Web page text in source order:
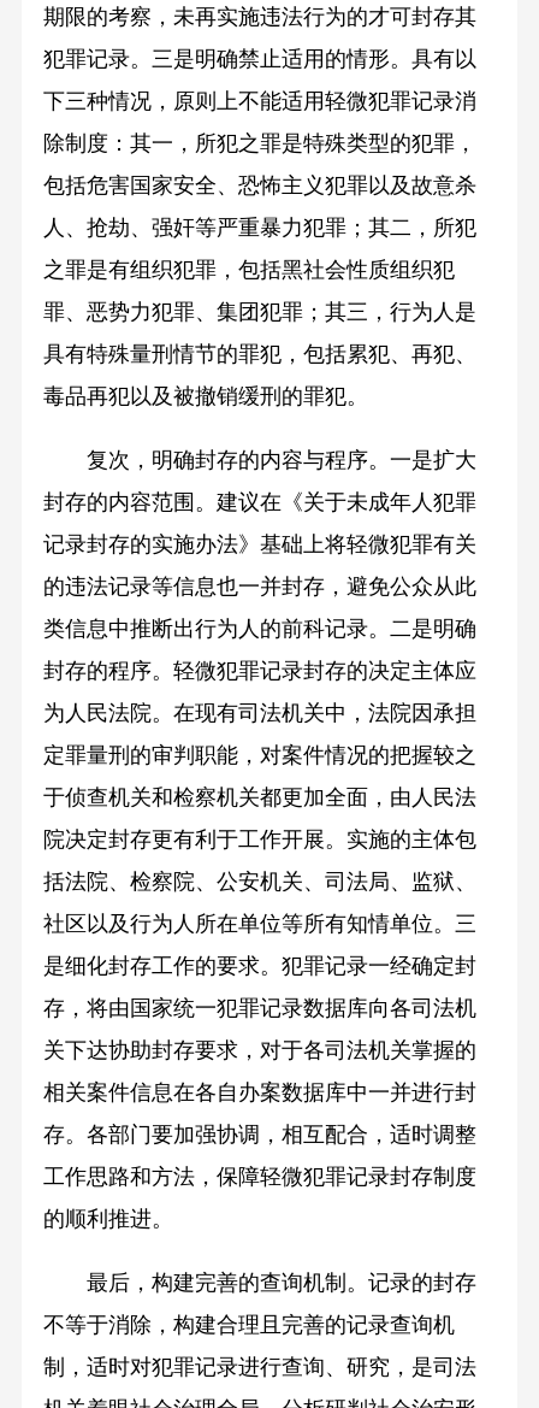
期限的考察，未再实施违法行为的才可封存其
犯罪记录。三是明确禁止适用的情形。具有以
下三种情况，原则上不能适用轻微犯罪记录消
除制度：其一，所犯之罪是特殊类型的犯罪，
包括危害国家安全、恐怖主义犯罪以及故意杀
人、抢劫、强奸等严重暴力犯罪；其二，所犯
之罪是有组织犯罪，包括黑社会性质组织犯
罪、恶势力犯罪、集团犯罪；其三，行为人是
具有特殊量刑情节的罪犯，包括累犯、再犯、
毒品再犯以及被撤销缓刑的罪犯。
复次，明确封存的内容与程序。一是扩大
封存的内容范围。建议在《关于未成年人犯罪
记录封存的实施办法》基础上将轻微犯罪有关
的违法记录等信息也一并封存，避免公众从此
类信息中推断出行为人的前科记录。二是明确
封存的程序。轻微犯罪记录封存的决定主体应
为人民法院。在现有司法机关中，法院因承担
定罪量刑的审判职能，对案件情况的把握较之
于侦查机关和检察机关都更加全面，由人民法
院决定封存更有利于工作开展。实施的主体包
括法院、检察院、公安机关、司法局、监狱、
社区以及行为人所在单位等所有知情单位。三
是细化封存工作的要求。犯罪记录一经确定封
存，将由国家统一犯罪记录数据库向各司法机
关下达协助封存要求，对于各司法机关掌握的
相关案件信息在各自办案数据库中一并进行封
存。各部门要加强协调，相互配合，适时调整
工作思路和方法，保障轻微犯罪记录封存制度
的顺利推进。
最后，构建完善的查询机制。记录的封存
不等于消除，构建合理且完善的记录查询机
制，适时对犯罪记录进行查询、研究，是司法